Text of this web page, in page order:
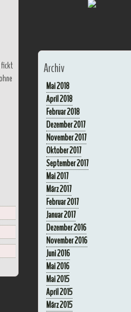
fickt
Archiv
Mai 2018
April 2018
Februar 2018
Dezember 2017
November 2017
Oktober 2017
September 2017
Mai 2017
März 2017
Februar 2017
Januar 2017
Dezember 2016
November 2016
Juni 2016
Mai 2016
Mai 2015
April 2015
März 2015